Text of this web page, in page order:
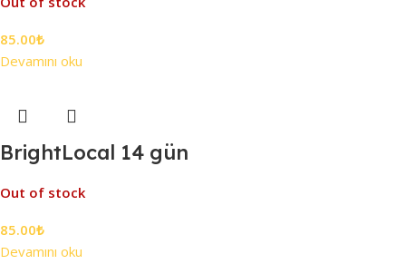
85.00₺
Devamını oku
BrightLocal 14 gün
Out of stock
85.00₺
Devamını oku